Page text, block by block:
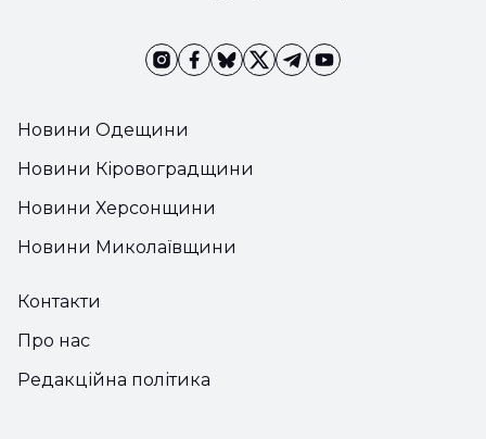
Новини Одещини
Новини Кіровоградщини
Новини Херсонщини
Новини Миколаївщини
Контакти
Про нас
Редакційна політика